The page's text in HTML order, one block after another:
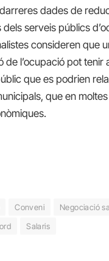
dades de
serveis públics
consideren que
de l’ocupació pot tenir
que es podrien
que en
Conveni
Negociació
Salaris